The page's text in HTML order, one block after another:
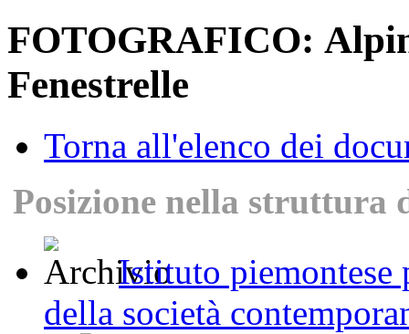
FOTOGRAFICO:
Fenestrelle
Torna all'elenco dei
Posizione nella struttura
Istituto piemontese
della società